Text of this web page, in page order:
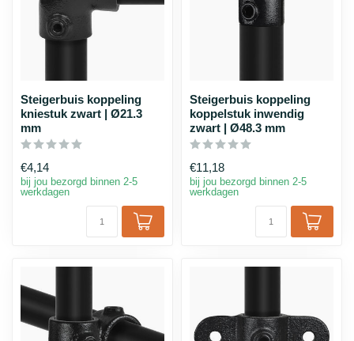
Steigerbuis koppeling
kniestuk zwart | Ø21.3
mm
€4,14
bij jou bezorgd binnen 2-5
werkdagen
Steigerbuis koppeling
koppelstuk inwendig
zwart | Ø48.3 mm
€11,18
bij jou bezorgd binnen 2-5
werkdagen